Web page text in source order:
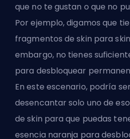
que no te gustan o que no
Por ejemplo, digamos que
fragmentos de skin para
embargo, no tienes
para desbloquear
En este escenario, podría
desencantar solo uno de
de skin para que puedas
esencia naranja para